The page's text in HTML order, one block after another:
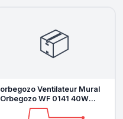
📦
orbegozo Ventilateur Mural
Orbegozo WF 0141 40W
40cm 3 Vitesses Tête